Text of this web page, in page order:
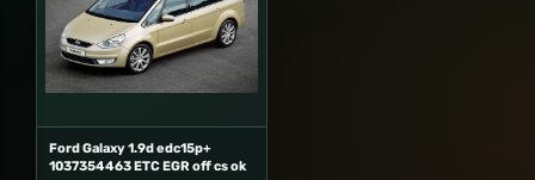
Ford Galaxy 1.9d edc15p+
1037354463 ETC EGR off cs ok